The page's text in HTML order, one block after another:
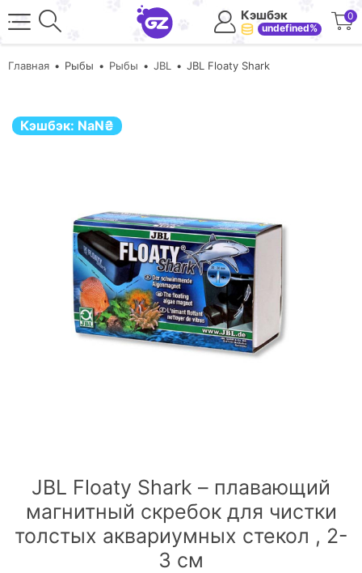
Кэшбэк
undefined%
0
Главная Рыбы Рыбы JBL JBL Floaty Shark
Кэшбэк: NaN₴
JBL Floaty Shark – плавающий
магнитный скребок для чистки
толстых аквариумных стекол , 2-
3 см